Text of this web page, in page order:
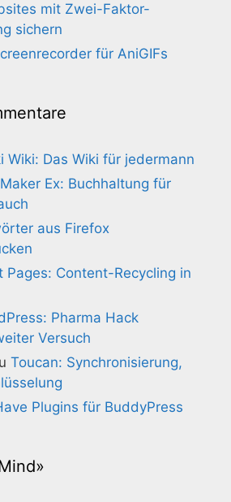
mit Zwei-Faktor-
sichern
für AniGIFs
Wiki: Das Wiki für jedermann
Ex: Buchhaltung für
aus Firefox
Pages: Content-Recycling in
Pharma Hack
Versuch
Toucan: Synchronisierung,
Plugins für BuddyPress